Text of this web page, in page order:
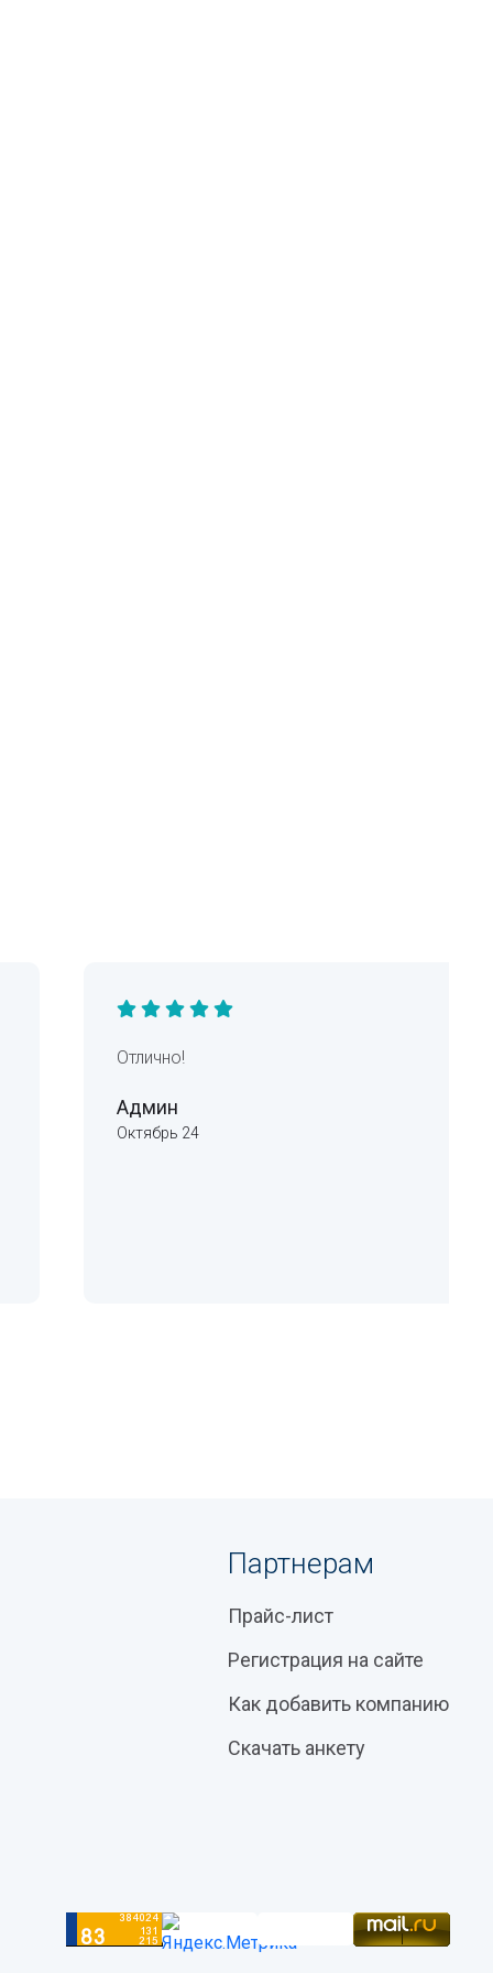
Отлично!
Админ
Октябрь 24
Партнерам
Прайс-лист
Регистрация на сайте
Как добавить компанию
Скачать анкету